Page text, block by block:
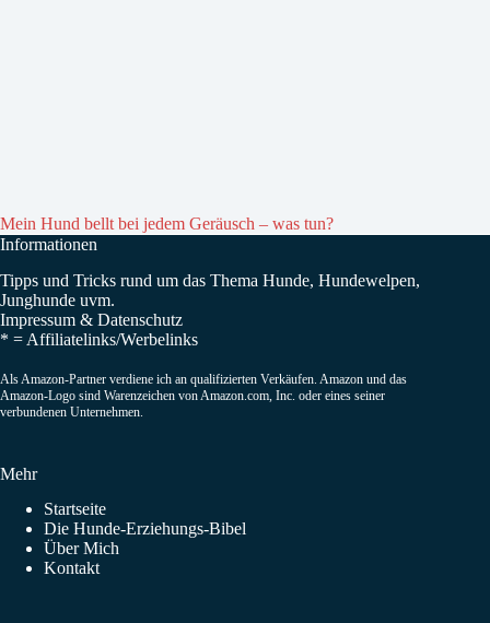
Mein Hund bellt bei jedem Geräusch – was tun?
Informationen
Tipps und Tricks rund um das Thema Hunde, Hundewelpen,
Junghunde uvm.
Impressum & Datenschutz
* = Affiliatelinks/Werbelinks
Als Amazon-Partner verdiene ich an qualifizierten Verkäufen. Amazon und das
Amazon-Logo sind Warenzeichen von Amazon.com, Inc. oder eines seiner
verbundenen Unternehmen.
Mehr
Startseite
Die Hunde-Erziehungs-Bibel
Über Mich
Kontakt